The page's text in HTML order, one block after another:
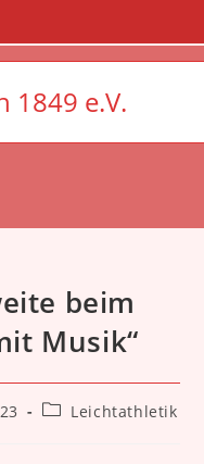
1849 e.V.
beim
Musik“
Beitrags-
Leichtathletik